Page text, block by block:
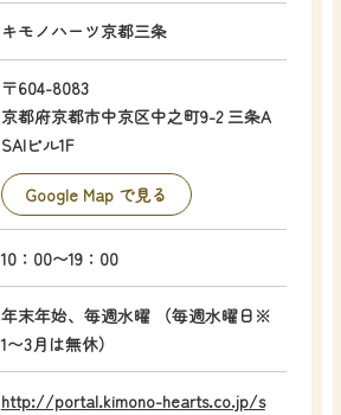
キモノハーツ京都三条
〒604-8083
京都府京都市中京区中之町9-2 三条A
SAIビル1F
Google Map で見る
10：00〜19：00
年末年始、毎週水曜 （毎週水曜日※
1〜3月は無休）
http://portal.kimono-hearts.co.jp/s